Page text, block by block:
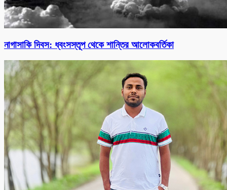
নাগাসাকি দিবস: ধ্বংসস্তূপ থেকে শান্তির আলোকবর্তিকা